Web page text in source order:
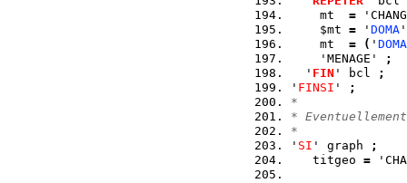
    mt
=
    $mt
= ' DOMA
    mt
= ( ' DOMA
    'MENAGE'
;
  '
FIN ' bcl
;
' FINSI '
;
*
*
*
' SI ' graph
;
   titgeo
=